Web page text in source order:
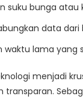
suku bunga
data
lama yang
menjadi
transparan.